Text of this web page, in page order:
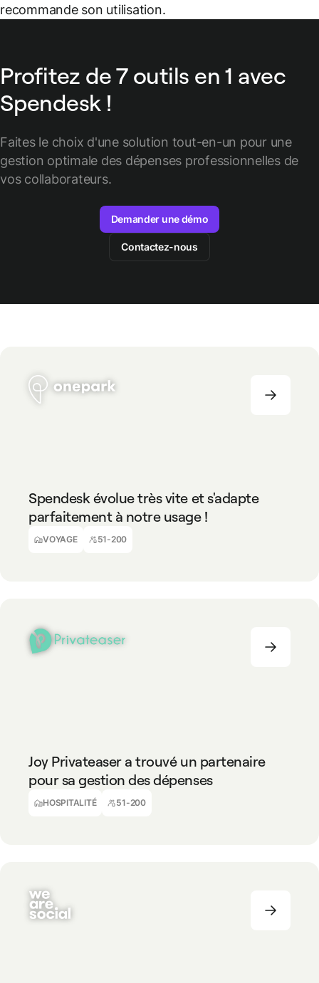
recommande son utilisation.
Profitez de 7 outils en 1 avec
Spendesk !
Faites le choix d'une solution tout-en-un pour une
gestion optimale des dépenses professionnelles de
vos collaborateurs.
Demander une démo
Contactez-nous
Spendesk évolue très vite et s'adapte
parfaitement à notre usage !
VOYAGE 51-200
Robin Marandet
Directeur Administratif et Financier
Joy Privateaser a trouvé un partenaire
pour sa gestion des dépenses
HOSPITALITÉ 51-200
Alexandre Paepegaey
Co-fondateur & DAF